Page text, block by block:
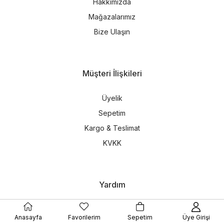
Mağazalarımız
Bize Ulaşın
Müşteri İlişkileri
Üyelik
Sepetim
Kargo & Teslimat
KVKK
Yardım
Müşteri Hizmetleri
Anasayfa Favorilerim Sepetim Üye Girişi